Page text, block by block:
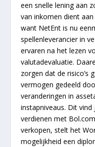
een snelle lening aan
van inkomen dient
want NetEnt is nu
spellenleverancier in
ervaren na het lezen
valutadevaluatie.
zorgen dat de risico’s
vermogen gedeeld
veranderingen in
instapniveaus. Dit
verdienen met
verkopen, stelt het
mogelijkheid een